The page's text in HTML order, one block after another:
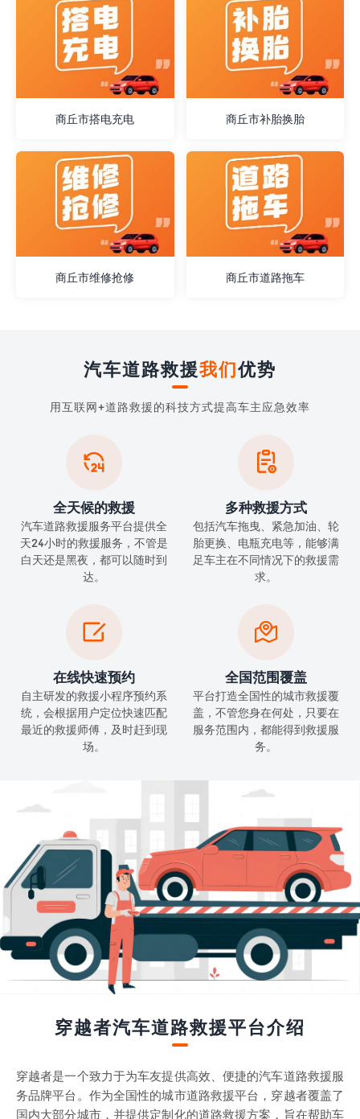
商丘市搭电充电 商丘市补胎换胎
商丘市维修抢修 商丘市道路拖车
汽车道路救援我们优势
用互联网+道路救援的科技方式提高车主应急效率

全天候的救援
汽车道路救援服务平台提供全
天24小时的救援服务，不管是
白天还是黑夜，都可以随时到
达。

多种救援方式
包括汽车拖曳、紧急加油、轮
胎更换、电瓶充电等，能够满
足车主在不同情况下的救援需
求。

在线快速预约
自主研发的救援小程序预约系
统，会根据用户定位快速匹配
最近的救援师傅，及时赶到现
场。

全国范围覆盖
平台打造全国性的城市救援覆
盖，不管您身在何处，只要在
服务范围内，都能得到救援服
务。
穿越者汽车道路救援平台介绍
穿越者是一个致力于为车友提供高效、便捷的汽车道路救援服
务品牌平台。作为全国性的城市道路救援平台，穿越者覆盖了
国内大部分城市，并提供定制化的道路救援方案，旨在帮助车